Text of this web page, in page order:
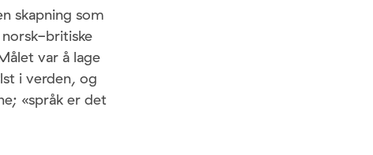
skapning som
britiske
var å lage
i verden, og
«språk er det